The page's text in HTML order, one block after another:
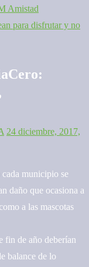
Amistad
para disfrutar y no
24 diciembre, 2017,
municipio se
daño que ocasiona a
a las mascotas
fin de año deberían
balance de lo